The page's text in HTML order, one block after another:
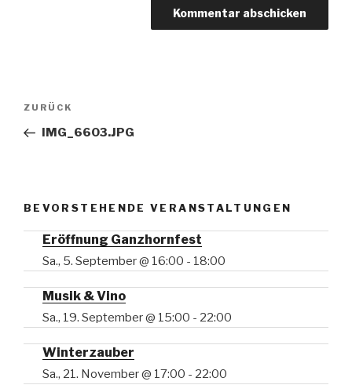
Beitragsnavigation
Vorheriger
Beitrag
ZURÜCK
IMG_6603.JPG
BEVORSTEHENDE VERANSTALTUNGEN
Eröffnung Ganzhornfest
Sa., 5. September @ 16:00 - 18:00
Musik & Vino
Sa., 19. September @ 15:00 - 22:00
Winterzauber
Sa., 21. November @ 17:00 - 22:00